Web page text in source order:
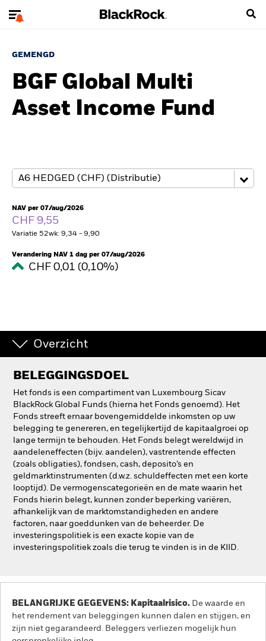
GEMENGD
BGF Global Multi
Asset Income Fund
NAV per 07/aug/2026
CHF 9,55
Variatie 52wk: 9,34 - 9,90
Verandering NAV 1 dag per 07/aug/2026
CHF 0,01 (0,10%)
Overzicht
BELEGGINGSDOEL
Het fonds is een compartiment van Luxembourg Sicav
BlackRock Global Funds (hierna het Fonds genoemd). Het
Fonds streeft ernaar bovengemiddelde inkomsten op uw
belegging te genereren, en tegelijkertijd de kapitaalgroei op
lange termijn te behouden. Het Fonds belegt wereldwijd in
aandeleneffecten (bijv. aandelen), vastrentende effecten
(zoals obligaties), fondsen, cash, deposito’s en
geldmarktinstrumenten (d.w.z. schuldeffecten met een korte
looptijd). De vermogenscategorieën en de mate waarin het
Fonds hierin belegt, kunnen zonder beperking variëren,
afhankelijk van de marktomstandigheden en andere
factoren, naar goeddunken van de beheerder. De
investeringspolitiek is een exacte kopie van de
investeringspolitiek zoals die terug te vinden is in de KIID.
BELANGRIJKE GEGEVENS: Kapitaalrisico. De waarde en
het rendement van beleggingen kunnen dalen en stijgen, en
zijn niet gegarandeerd. Beleggers verliezen mogelijk hun